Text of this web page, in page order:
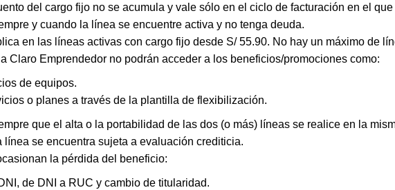
del cargo fijo no se acumula y vale sólo en el ciclo de facturación en el
y cuando la línea se encuentre activa y no tenga deuda.
en las líneas activas con cargo fijo desde S/ 55.90. No hay un máximo de
Claro Emprendedor no podrán acceder a los beneficios/promociones como:
de equipos.
o planes a través de la plantilla de flexibilización.
que el alta o la portabilidad de las dos (o más) líneas se realice en la
línea se encuentra sujeta a evaluación crediticia.
la pérdida del beneficio:
de DNI a RUC y cambio de titularidad.